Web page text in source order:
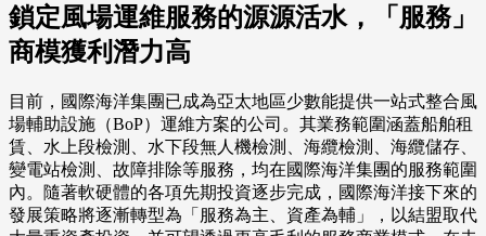
鎖定風場運維服務的源源活水，「服務」
商模獲利潛力高
目前，國際海洋集團已成為亞太地區少數能提供一站式整合風
場輔助設施（BoP）運維方案的公司。其業務範圍涵蓋船舶租
賃、水上段檢測、水下段無人機檢測、海纜檢測、海纜儲存、
變電站檢測、故障排除等服務，均在國際海洋集團的服務範圍
內。隨著軟硬體的各項先期投資逐步完成，國際海洋接下來的
發展策略將逐漸轉型為「服務為主、資產為輔」，以結盟取代